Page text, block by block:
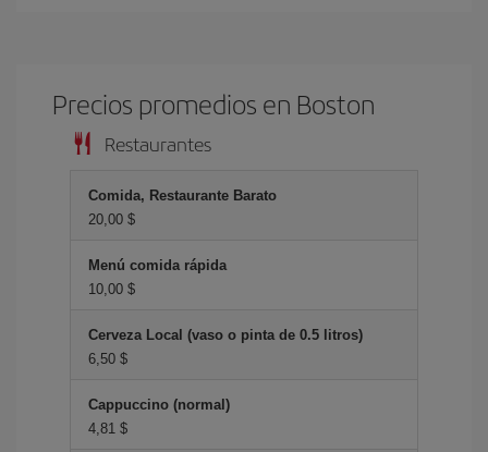
Precios promedios en Boston
Restaurantes
Comida, Restaurante Barato
20,00 $
Menú comida rápida
10,00 $
Cerveza Local (vaso o pinta de 0.5 litros)
6,50 $
Cappuccino (normal)
4,81 $